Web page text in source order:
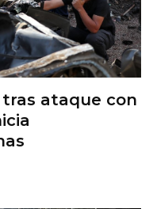
ataque con